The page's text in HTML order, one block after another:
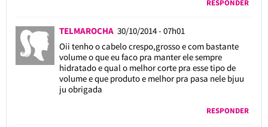
RESPONDER
TELMAROCHA 30/10/2014 - 07h01
Oii tenho o cabelo crespo,grosso e com bastante
volume o que eu faco pra manter ele sempre
hidratado e qual o melhor corte pra esse tipo de
volume e que produto e melhor pra pasa nele bjuu
ju obrigada
RESPONDER